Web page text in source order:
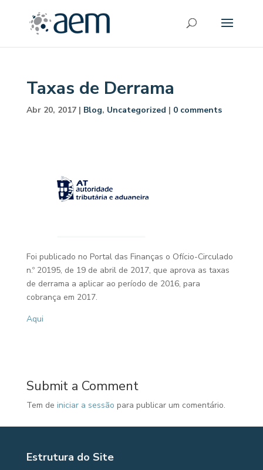
Taxas de Derrama
Abr 20, 2017| Blog, Uncategorized | 0 comments
Foi publicado no Portal das Finanças o Ofício-Circulado
n.º 20195, de 19 de abril de 2017, que aprova as taxas
de derrama a aplicar ao período de 2016, para
cobrança em 2017.
Aqui
Submit a Comment
Tem de iniciar a sessão para publicar um comentário.
Estrutura do Site